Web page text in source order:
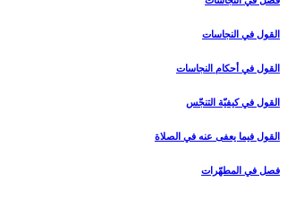
القول في النجاسات‏
القول في أحكام النجاسات‏
القول في كيفيّة التنجّس‏
القول فيما يعفى عنه في الصلاة
فصل في المطهّرات‏